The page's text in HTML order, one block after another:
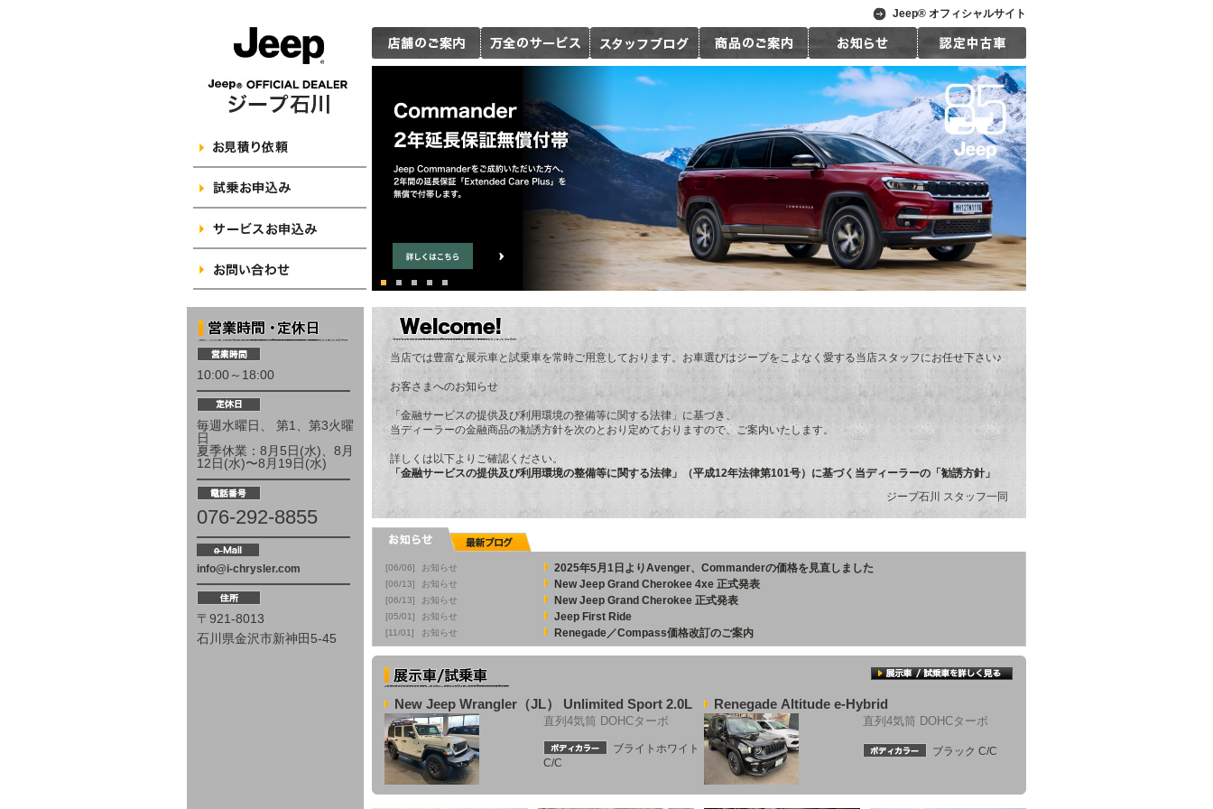
10:00～18:00
毎週水曜日、 第1、第3火曜
日
夏季休業：8月5日(水)、8月
12日(水)〜8月19日(水)
076-292-8855
info@i-chrysler.com
〒921-8013
石川県金沢市新神田5-45
Jeep® オフィシャルサイト
当店では豊富な展示車と試乗車を常時ご用意しております。お車選びはジープをこよなく愛する当店スタッフにお任せ下さい♪
お客さまへのお知らせ
「金融サービスの提供及び利用環境の整備等に関する法律」に基づき、
当ディーラーの金融商品の勧誘方針を次のとおり定めておりますので、ご案内いたします。
詳しくは以下よりご確認ください。
「金融サービスの提供及び利用環境の整備等に関する法律」（平成12年法律第101号）に基づく当ディーラーの「勧誘方針」
ジープ石川 スタッフ一同
[06/06] お知らせ 2025年5月1日よりAvenger、Commanderの価格を見直しました
[06/13] お知らせ New Jeep Grand Cherokee 4xe 正式発表
[06/13] お知らせ New Jeep Grand Cherokee 正式発表
[05/01] お知らせ Jeep First Ride
[11/01] お知らせ Renegade／Compass価格改訂のご案内
New Jeep Wrangler（JL） Unlimited Sport 2.0L
直列4気筒 DOHCターボ
ブライトホワイト
C/C
Renegade Altitude e-Hybrid
直列4気筒 DOHCターボ
ブラック C/C